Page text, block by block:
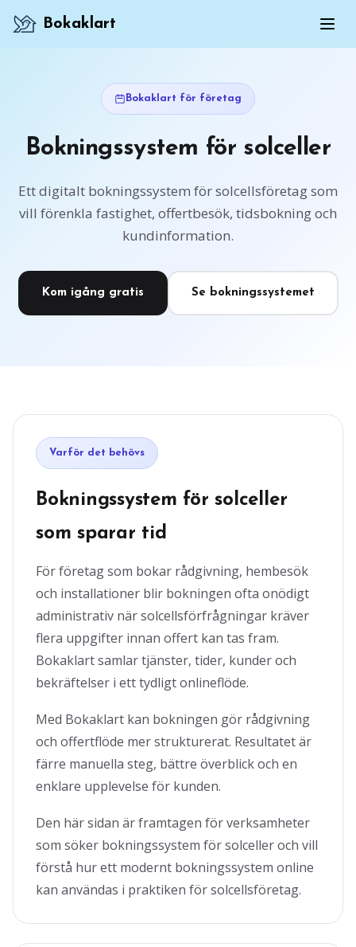
Bokaklart
Bokaklart för företag
Bokningssystem för solceller
Ett digitalt bokningssystem för solcellsföretag som
vill förenkla fastighet, offertbesök, tidsbokning och
kundinformation.
Kom igång gratis Se bokningssystemet
Varför det behövs
Bokningssystem för solceller
som sparar tid
För företag som bokar rådgivning, hembesök
och installationer blir bokningen ofta onödigt
administrativ när solcellsförfrågningar kräver
flera uppgifter innan offert kan tas fram.
Bokaklart samlar tjänster, tider, kunder och
bekräftelser i ett tydligt onlineflöde.
Med Bokaklart kan bokningen gör rådgivning
och offertflöde mer strukturerat. Resultatet är
färre manuella steg, bättre överblick och en
enklare upplevelse för kunden.
Den här sidan är framtagen för verksamheter
som söker bokningssystem för solceller och vill
förstå hur ett modernt bokningssystem online
kan användas i praktiken för solcellsföretag.